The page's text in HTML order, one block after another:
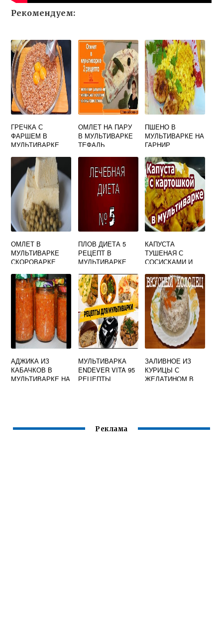
Рекомендуем:
ГРЕЧКА С
ФАРШЕМ В
МУЛЬТИВАРКЕ
ОМЛЕТ НА ПАРУ
В МУЛЬТИВАРКЕ
ТЕФАЛЬ
ПШЕНО В
МУЛЬТИВАРКЕ НА
ГАРНИР
ОМЛЕТ В
МУЛЬТИВАРКЕ
СКОРОВАРКЕ
ПЛОВ ДИЕТА 5
РЕЦЕПТ В
МУЛЬТИВАРКЕ
КАПУСТА
ТУШЕНАЯ С
СОСИСКАМИ И
МУЛЬТИВАРКЕ
АДЖИКА ИЗ
КАБАЧКОВ В
МУЛЬТИВАРКЕ НА
МУЛЬТИВАРКА
ENDEVER VITA 95
РЕЦЕПТЫ
ЗАЛИВНОЕ ИЗ
КУРИЦЫ С
ЖЕЛАТИНОМ В
Реклама